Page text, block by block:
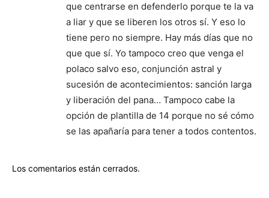
que centrarse en defenderlo porque te la va
a liar y que se liberen los otros sí. Y eso lo
tiene pero no siempre. Hay más días que no
que que sí. Yo tampoco creo que venga el
polaco salvo eso, conjunción astral y
sucesión de acontecimientos: sanción larga
y liberación del pana… Tampoco cabe la
opción de plantilla de 14 porque no sé cómo
se las apañaría para tener a todos contentos.
Los comentarios están cerrados.